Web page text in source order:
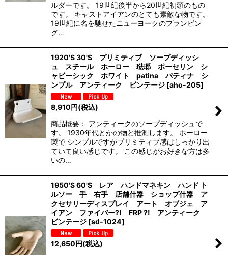
ルダーです。 19世紀後半から20世紀初頭のもの
です。 キャストアイアンのとても素敵な物です。
19世紀に名を馳せたニューヨークのプランビン
グ…
1920'S 30'S プリミティブ ソープディッシ
ュ スチール ホーロー 琺瑯 ポーセリン シ
ャビーシック ホワイト patina パティナ シ
ンプル アンティーク ビンテージ [aho-205]
8,910円(税込)
商品概要： アンティークのソープディッシュで
す。 1930年代とかの物と推測します。 ホーロー
製で シンプルですがプリミティブ感はしっかり出
ていて良い感じです。 この感じがお好きな方は多
いの…
1950'S 60'S レア ハンドマネキン ハンド ト
ルソー 手 右手 店舗什器 ショップ什器 ア
クセサリーディスプレイ アート オブジェ ア
イアン ファイバー?! FRP ?! アンティーク
ビンテージ [sd-1024]
12,650円(税込)